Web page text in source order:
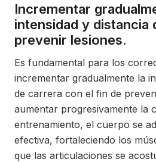
Incrementar
intensidad y distancia
prevenir lesiones.
Es fundamental para los
incrementar gradualmente la
de carrera con el fin de
aumentar progresivamente la
entrenamiento, el cuerpo se
efectiva, fortaleciendo los
que las articulaciones se